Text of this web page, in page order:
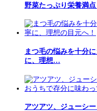
野菜たっぷり栄養満
まつ毛の悩みを十分
に、理想…
アツアツ、ジューシ